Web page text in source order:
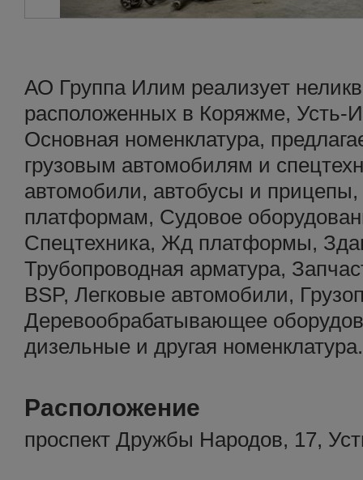
АО Группа Илим реализует
расположенных в Коряжме, Усть-
Основная номенклатура,
грузовым автомобилям и
автомобили, автобусы и
платформам, Судовое
Спецтехника, Жд платформы,
Трубопроводная арматура,
BSP, Легковые автомобили,
Деревообрабатывающее
дизельные и другая номенклатура.
Расположение
проспект Дружбы Народов, 17,